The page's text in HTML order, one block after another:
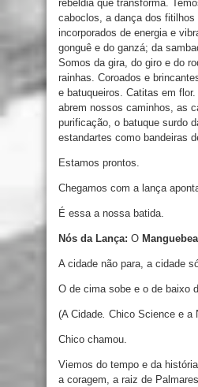
rebeldia que transforma.
caboclos, a dança dos fitilhos
incorporados de energia e
gonguê e do ganzá; da
Somos da gira, do giro e do
rainhas. Coroados e
e batuqueiros. Catitas em flor.
abrem nossos caminhos, as
purificação, o batuque surdo
estandartes como bandeiras
Estamos prontos.
Chegamos com a lança
É essa a nossa batida.
Nós da Lança: O
A cidade não para, a cidade
O de cima sobe e o de baixo
(A Cidade. Chico Science e a
Chico chamou.
Viemos do tempo e da história
a coragem, a raiz de Palmares